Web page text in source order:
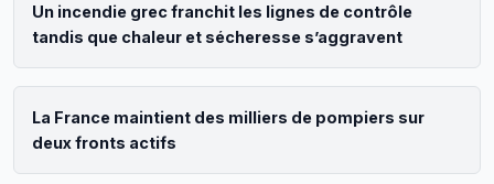
Un incendie grec franchit les lignes de contrôle
tandis que chaleur et sécheresse s’aggravent
La France maintient des milliers de pompiers sur
deux fronts actifs